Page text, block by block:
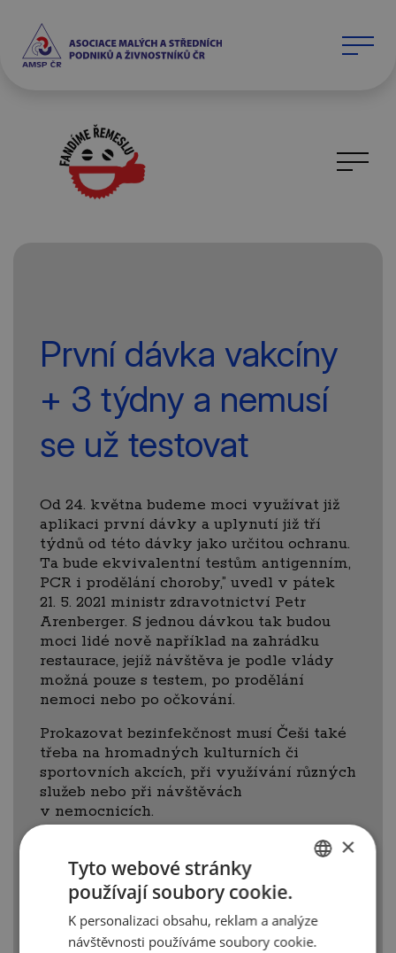
První dávka vakcíny
+ 3 týdny a nemusí
se už testovat
Od 24. května budeme moci využívat již
aplikaci první dávky a uplynutí již tří
týdnů od této dávky jako určitou ochranu.
Ta bude ekvivalentní testům antigenním,
PCR i prodělání choroby,” uvedl v pátek
21. 5. 2021 ministr zdravotnictví Petr
Arenberger. S jednou dávkou tak budou
moci lidé nově například na zahrádku
restaurace, jejíž návštěva je podle vlády
možná pouze s testem, po prodělání
nemoci nebo po očkování.
Prokazovat bezinfekčnost musí Češi také
třeba na hromadných kulturních či
sportovních akcích, při využívání různých
služeb nebo při návštěvách
v nemocnicích.
Kabinet kromě toho prodloužil také dobu,
po kterou je člověk oficiálně chráněn
po prodělání covidu, a to z 90 na180 dnů.
K očkování se ale budou moci lidé hlásit
po 90 dnech.
ENGLISH
×
Tyto webové stránky
používají soubory cookie.
K personalizaci obsahu, reklam a analýze
návštěvnosti používáme soubory cookie.